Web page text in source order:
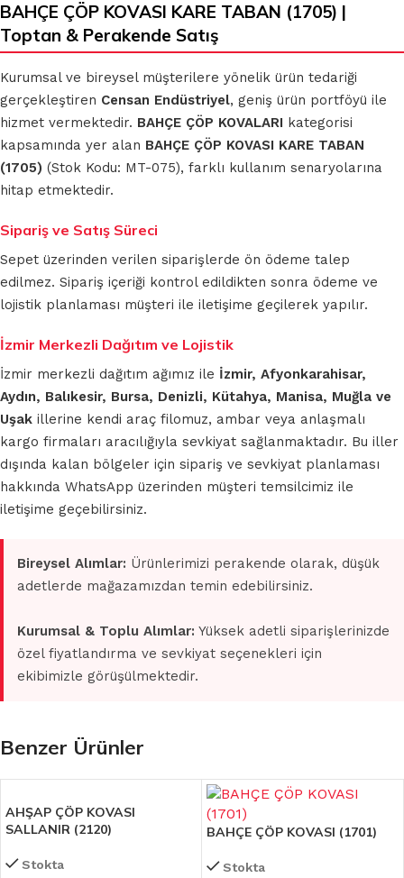
BAHÇE ÇÖP KOVASI KARE TABAN (1705) |
Toptan & Perakende Satış
Kurumsal ve bireysel müşterilere yönelik ürün tedariği
gerçekleştiren Censan Endüstriyel, geniş ürün portföyü ile
hizmet vermektedir. BAHÇE ÇÖP KOVALARI kategorisi
kapsamında yer alan BAHÇE ÇÖP KOVASI KARE TABAN
(1705) (Stok Kodu: MT-075), farklı kullanım senaryolarına
hitap etmektedir.
Sipariş ve Satış Süreci
Sepet üzerinden verilen siparişlerde ön ödeme talep
edilmez. Sipariş içeriği kontrol edildikten sonra ödeme ve
lojistik planlaması müşteri ile iletişime geçilerek yapılır.
İzmir Merkezli Dağıtım ve Lojistik
İzmir merkezli dağıtım ağımız ile İzmir, Afyonkarahisar,
Aydın, Balıkesir, Bursa, Denizli, Kütahya, Manisa, Muğla ve
Uşak illerine kendi araç filomuz, ambar veya anlaşmalı
kargo firmaları aracılığıyla sevkiyat sağlanmaktadır. Bu iller
dışında kalan bölgeler için sipariş ve sevkiyat planlaması
hakkında WhatsApp üzerinden müşteri temsilcimiz ile
iletişime geçebilirsiniz.
Bireysel Alımlar: Ürünlerimizi perakende olarak, düşük
adetlerde mağazamızdan temin edebilirsiniz.
Kurumsal & Toplu Alımlar: Yüksek adetli siparişlerinizde
özel fiyatlandırma ve sevkiyat seçenekleri için
ekibimizle görüşülmektedir.
Benzer Ürünler
AHŞAP ÇÖP KOVASI
SALLANIR (2120)
Stokta
BAHÇE ÇÖP KOVASI (1701)
Stokta